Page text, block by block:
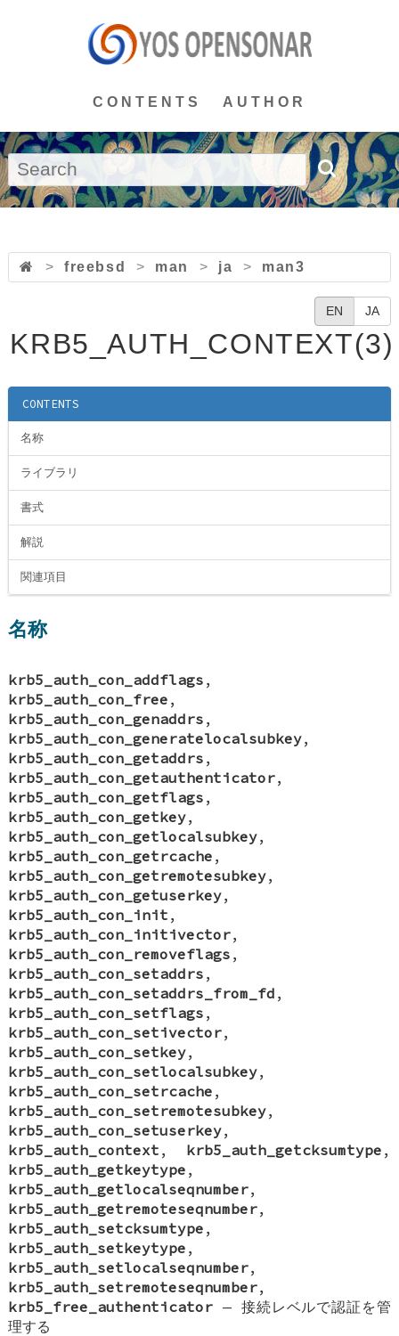
CONTENTS AUTHOR
> freebsd > man > ja > man3
EN JA
KRB5_AUTH_CONTEXT(3)
CONTENTS
名称
ライブラリ
書式
解説
関連項目
名称
krb5_auth_con_addflags ,
krb5_auth_con_free ,
krb5_auth_con_genaddrs ,
krb5_auth_con_generatelocalsubkey,
krb5_auth_con_getaddrs ,
krb5_auth_con_getauthenticator,
krb5_auth_con_getflags ,
krb5_auth_con_getkey,
krb5_auth_con_getlocalsubkey,
krb5_auth_con_getrcache ,
krb5_auth_con_getremotesubkey,
krb5_auth_con_getuserkey,
krb5_auth_con_init ,
krb5_auth_con_initivector,
krb5_auth_con_removeflags ,
krb5_auth_con_setaddrs ,
krb5_auth_con_setaddrs_from_fd ,
krb5_auth_con_setflags ,
krb5_auth_con_setivector,
krb5_auth_con_setkey,
krb5_auth_con_setlocalsubkey,
krb5_auth_con_setrcache ,
krb5_auth_con_setremotesubkey,
krb5_auth_con_setuserkey,
krb5_auth_context , krb5_auth_getcksumtype ,
krb5_auth_getkeytype ,
krb5_auth_getlocalseqnumber,
krb5_auth_getremoteseqnumber,
krb5_auth_setcksumtype ,
krb5_auth_setkeytype ,
krb5_auth_setlocalseqnumber,
krb5_auth_setremoteseqnumber,
krb5_free_authenticator —接続レベルで認証を管
理する